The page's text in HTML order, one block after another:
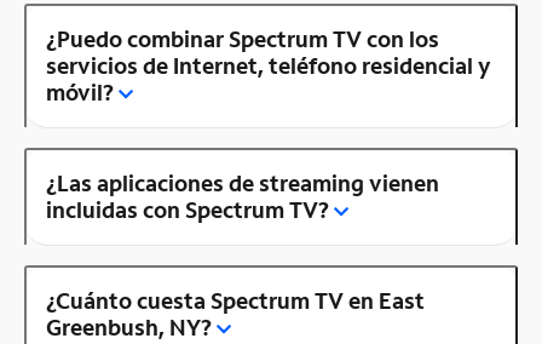
¿Puedo combinar Spectrum TV con los
servicios de Internet, teléfono residencial y
móvil?
¿Las aplicaciones de streaming vienen
incluidas con Spectrum TV?
¿Cuánto cuesta Spectrum TV en East
Greenbush, NY?